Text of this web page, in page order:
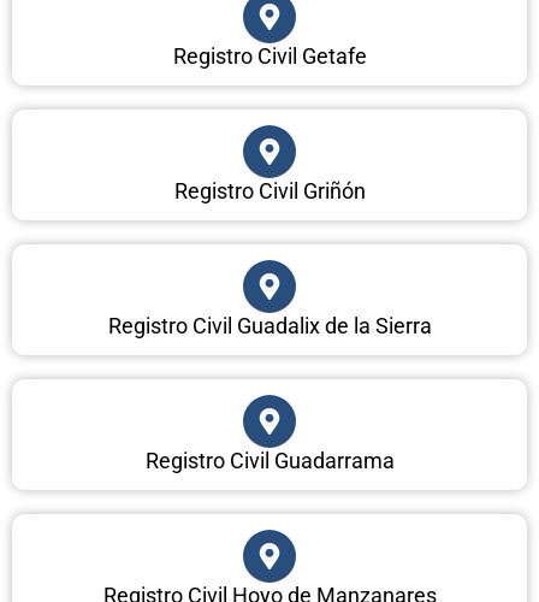
Registro Civil Getafe
Registro Civil Griñón
Registro Civil Guadalix de la Sierra
Registro Civil Guadarrama
Registro Civil Hoyo de Manzanares